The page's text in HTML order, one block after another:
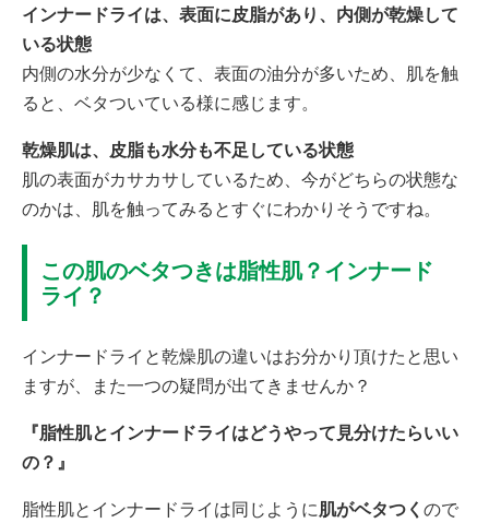
インナードライは、表面に皮脂があり、内側が乾燥して
いる状態
内側の水分が少なくて、表面の油分が多いため、肌を触
ると、ベタついている様に感じます。
乾燥肌は、皮脂も水分も不足している状態
肌の表面がカサカサしているため、今がどちらの状態な
のかは、肌を触ってみるとすぐにわかりそうですね。
この肌のベタつきは脂性肌？インナード
ライ？
インナードライと乾燥肌の違いはお分かり頂けたと思い
ますが、また一つの疑問が出てきませんか？
『脂性肌とインナードライはどうやって見分けたらいい
の？』
脂性肌とインナードライは同じように肌がベタつく ので